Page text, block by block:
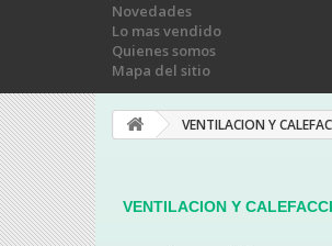
Novedades
Lo mas vendido
Quienes somos
Mapa del sitio
VENTILACION Y
VENTILACION Y